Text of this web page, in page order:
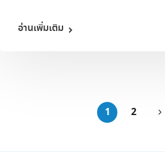
อ่านเพิ่มเติม
1 2